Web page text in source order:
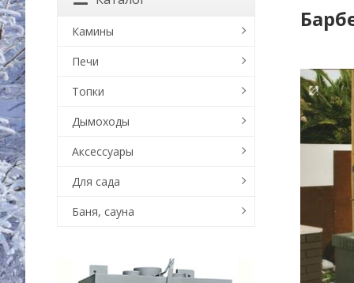
Камины
Печи
Топки
Дымоходы
Аксессуары
Для сада
Баня, сауна